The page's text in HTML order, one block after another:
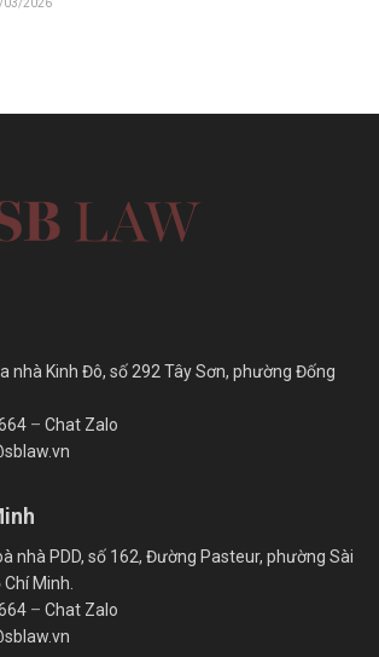
nhà Kinh Đô, số 292 Tây Sơn, phường Đống
– Chat Zalo
nhà PDD, số 162, Đường Pasteur, phường Sài
Minh.
– Chat Zalo